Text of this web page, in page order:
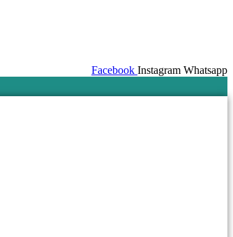
Facebook Instagram Whatsapp